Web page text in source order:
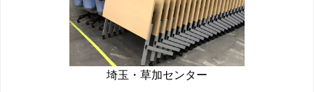
埼玉・草加センター